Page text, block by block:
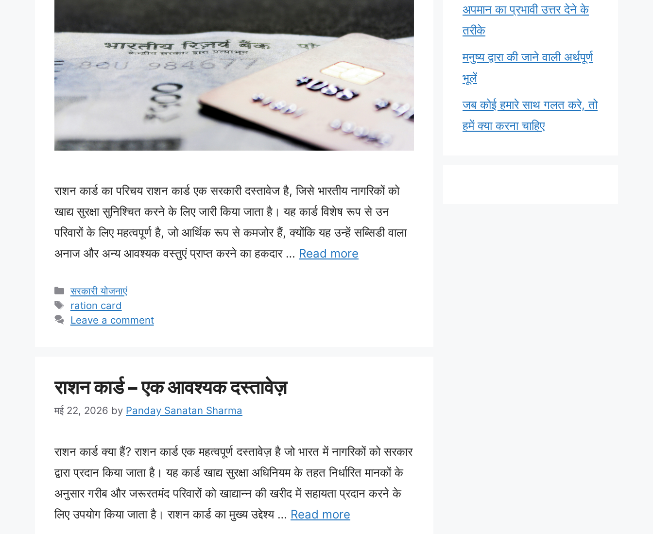
राशन कार्ड का परिचय राशन कार्ड एक सरकारी दस्तावेज है, जिसे भारतीय नागरिकों को
खाद्य सुरक्षा सुनिश्चित करने के लिए जारी किया जाता है। यह कार्ड विशेष रूप से उन
परिवारों के लिए महत्वपूर्ण है, जो आर्थिक रूप से कमजोर हैं, क्योंकि यह उन्हें सब्सिडी वाला
अनाज और अन्य आवश्यक वस्तुएं प्राप्त करने का हकदार … Read more
Categories
सरकारी योजनाएं
Tags
ration card
Leave a comment
राशन कार्ड – एक आवश्यक दस्तावेज़
मई 22, 2026 by Panday Sanatan Sharma
राशन कार्ड क्या हैं? राशन कार्ड एक महत्वपूर्ण दस्तावेज़ है जो भारत में नागरिकों को सरकार
द्वारा प्रदान किया जाता है। यह कार्ड खाद्य सुरक्षा अधिनियम के तहत निर्धारित मानकों के
अनुसार गरीब और जरूरतमंद परिवारों को खाद्यान्न की खरीद में सहायता प्रदान करने के
लिए उपयोग किया जाता है। राशन कार्ड का मुख्य उद्देश्य … Read more
अपमान का प्रभावी उत्तर देने के
तरीके
मनुष्य द्वारा की जाने वाली अर्थपूर्ण
भूलें
जब कोई हमारे साथ गलत करे, तो
हमें क्या करना चाहिए